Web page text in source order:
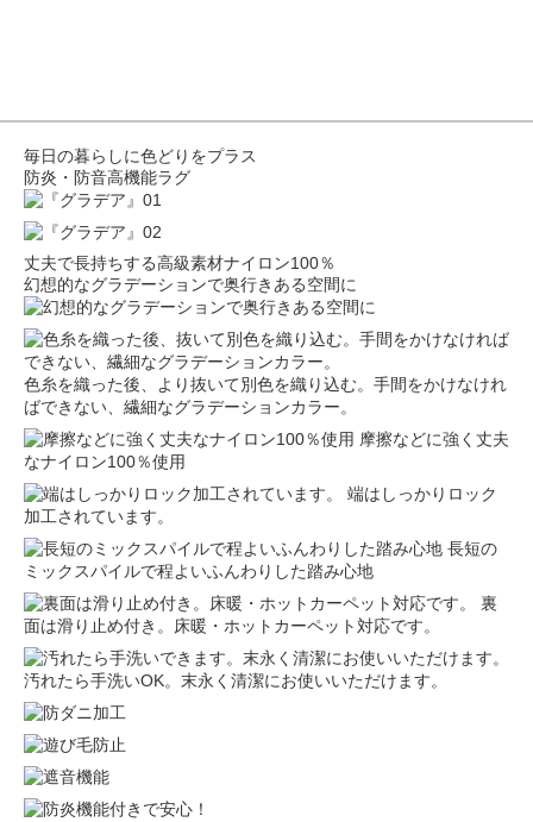
毎日の暮らしに色どりをプラス
防炎・防音高機能ラグ
丈夫で長持ちする高級素材ナイロン100％
幻想的なグラデーションで奥行きある空間に
色糸を織った後、より抜いて別色を織り込む。手間をかけなけれ
ばできない、繊細なグラデーションカラー。
摩擦などに強く丈夫
なナイロン100％使用
端はしっかりロック
加工されています。
長短の
ミックスパイルで程よいふんわりした踏み心地
裏
面は滑り止め付き。床暖・ホットカーペット対応です。
汚れたら手洗いOK。末永く清潔にお使いいただけます。